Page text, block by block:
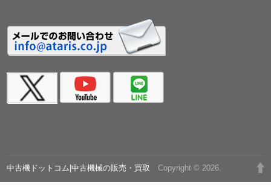
中古機ドットコム|中古機械の販売・買取 Copyright © 2026.